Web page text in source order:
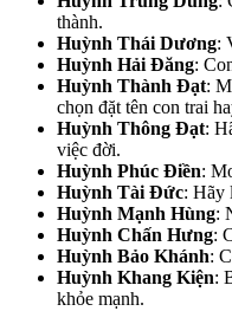
thành.
Huỳnh Thái Dương:
Huỳnh Hải Đăng:
Huỳnh Thành Đạt:
chọn đặt tên con trai
Huỳnh Thông Đạt:
việc đời.
Huỳnh Phúc Điền:
Huỳnh Tài Đức: Hãy
Huỳnh Mạnh Hùng:
Huỳnh Chấn Hưng:
Huỳnh Bảo Khánh:
Huỳnh Khang Kiện:
khỏe mạnh.